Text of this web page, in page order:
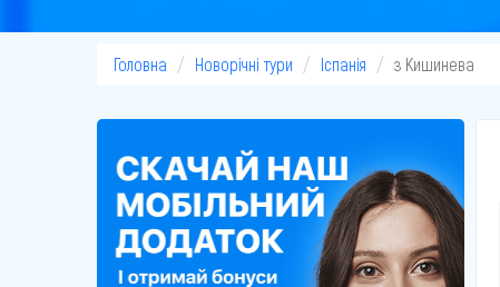
Головна Новорічні тури Іспанія з Кишинева